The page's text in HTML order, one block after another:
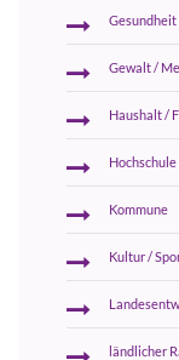
Gesundheit
Gewalt /
Haushalt /
Hochschule
Kommune
Kultur /
ländlicher